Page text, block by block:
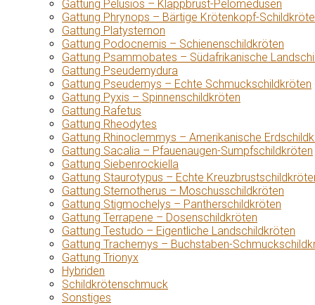
Gattung Pelusios – Klappbrust-Pelomedusen
Gattung Phrynops – Bärtige Krötenkopf-
Gattung Platysternon
Gattung Podocnemis – Schienenschildkröten
Gattung Psammobates – Südafrikanische
Gattung Pseudemydura
Gattung Pseudemys – Echte Schmuckschildkröten
Gattung Pyxis – Spinnenschildkröten
Gattung Rafetus
Gattung Rheodytes
Gattung Rhinoclemmys – Amerikanische
Gattung Sacalia – Pfauenaugen-Sumpfschildkröten
Gattung Siebenrockiella
Gattung Staurotypus – Echte
Gattung Sternotherus – Moschusschildkröten
Gattung Stigmochelys – Pantherschildkröten
Gattung Terrapene – Dosenschildkröten
Gattung Testudo – Eigentliche Landschildkröten
Gattung Trachemys – Buchstaben-
Gattung Trionyx
Hybriden
Schildkrötenschmuck
Sonstiges